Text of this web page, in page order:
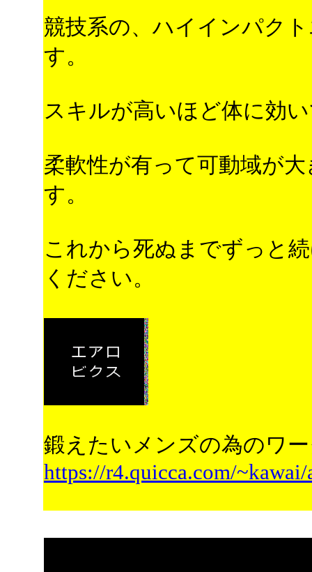
競技系の、ハイインパク
す。
スキルが高いほど体に効
柔軟性が有って可動域が
す。
これから死ぬまでずっと
ください。
鍛えたいメンズの為のワ
https://r4.quicca.com/